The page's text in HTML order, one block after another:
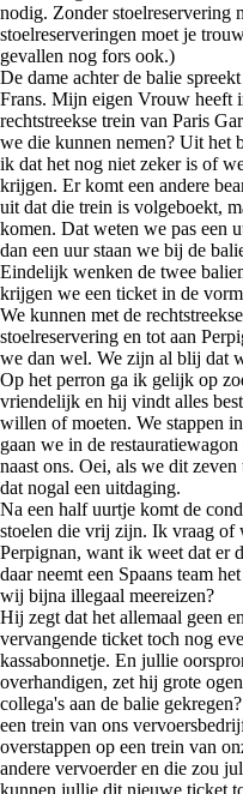
nodig. Zonder stoelreservering
stoelreserveringen moet je
gevallen nog fors ook.)
De dame achter de balie
Frans. Mijn eigen Vrouw heeft
rechtstreekse trein van Paris
we die kunnen nemen? Uit het
ik dat het nog niet zeker is of
krijgen. Er komt een andere
uit dat die trein is volgeboekt,
komen. Dat weten we pas een
dan een uur staan we bij de
Eindelijk wenken de twee
krijgen we een ticket in de
We kunnen met de
stoelreservering en tot aan
we dan wel. We zijn al blij dat
Op het perron ga ik gelijk op
vriendelijk en hij vindt alles
willen of moeten. We stappen
gaan we in de
naast ons. Oei, als we dit
dat nogal een uitdaging.
Na een half uurtje komt de
stoelen die vrij zijn. Ik vraag of
Perpignan, want ik weet dat er
daar neemt een Spaans team
wij bijna illegaal meereizen?
Hij zegt dat het allemaal geen
vervangende ticket toch nog
kassabonnetje. En jullie
overhandigen, zet hij grote
collega's aan de balie
een trein van ons
overstappen op een trein van
andere vervoerder en die zou
kunnen jullie dit nieuwe ticket